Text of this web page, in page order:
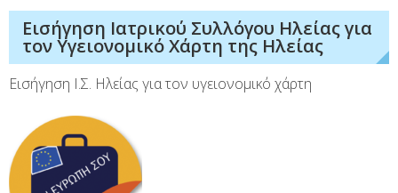
Εισήγηση Ιατρικού Συλλόγου Ηλείας για
τον Υγειονομικό Χάρτη της Ηλείας
Εισήγηση Ι.Σ. Ηλείας για τον υγειονομικό χάρτη